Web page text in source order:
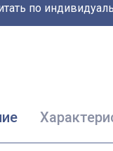
по